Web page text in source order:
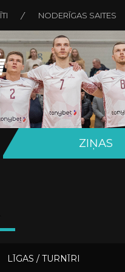
NODERĪGAS SAITES
ZIŅAS
LĪGAS / TURNĪRI